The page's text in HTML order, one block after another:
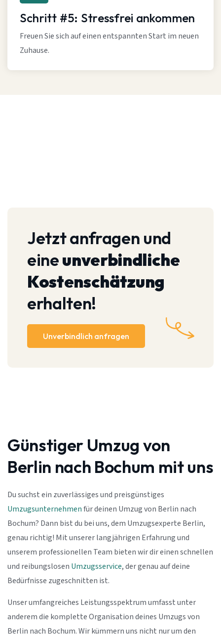
Schritt #5: Stressfrei ankommen
Freuen Sie sich auf einen entspannten Start im neuen
Zuhause.
Jetzt anfragen und
eineunverbindliche
Kostenschätzung
erhalten!
Unverbindlich anfragen
Günstiger Umzug von
Berlin nach Bochum mit uns
Du suchst ein zuverlässiges und preisgünstiges
Umzugsunternehmenfür deinen Umzug von Berlin nach
Bochum? Dann bist du bei uns, dem Umzugsexperte Berlin,
genau richtig! Mit unserer langjährigen Erfahrung und
unserem professionellen Team bieten wir dir einen schnellen
und reibungslosen Umzugsservice, der genau auf deine
Bedürfnisse zugeschnitten ist.
Unser umfangreiches Leistungsspektrum umfasst unter
anderem die komplette Organisation deines Umzugs von
Berlin nach Bochum. Wir kümmern uns nicht nur um den